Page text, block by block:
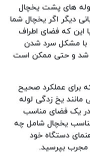
های پشت یخچال
دیگر اگر یخچال شما
این که فضای اطراف
با مشکل سرد شدن
شد و حتی ممکن است
برای عملکرد صحیح
مانند یخ زدگی لوله
یک فضای مناسب
یخچال شامل چه
دستگاه خود
مجرب بپرسید.